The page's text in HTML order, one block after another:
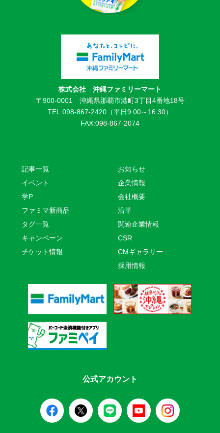
株式会社 沖縄ファミリーマート
〒900-0001 沖縄県那覇市港町3丁目4番地18号
TEL:098-867-2420（平日9:00～16:30）
FAX:098-867-2074
記事一覧
イベント
学P
ファミマ新商品
タグ一覧
キャンペーン
チケット情報
お知らせ
企業情報
会社概要
沿革
関連企業情報
CSR
CMギャラリー
採用情報
公式アカウント